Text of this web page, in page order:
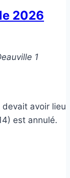
2026
1
avoir lieu
est annulé.